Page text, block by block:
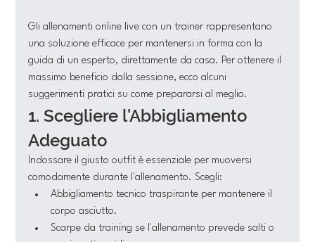
Gli allenamenti online live con un trainer rappresentano
una soluzione efficace per mantenersi in forma con la
guida di un esperto, direttamente da casa. Per ottenere il
massimo beneficio dalla sessione, ecco alcuni
suggerimenti pratici su come prepararsi al meglio.
1. Scegliere l'Abbigliamento
Adeguato
Indossare il giusto outfit è essenziale per muoversi
comodamente durante l'allenamento. Scegli:
Abbigliamento tecnico traspirante per mantenere il
corpo asciutto.
Scarpe da training se l'allenamento prevede salti o